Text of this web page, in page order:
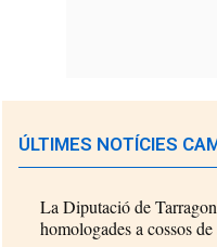
ÚLTIMES NOTÍCIES
La Diputació de
homologades a cossos